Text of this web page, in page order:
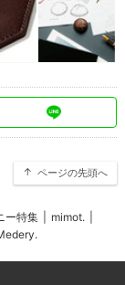
ページの先頭へ
ー特集 mimot.